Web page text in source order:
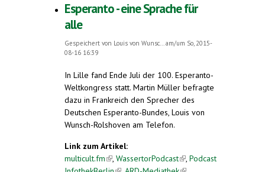
Esperanto - eine Sprache für
alle
Gespeichert von Louis von Wunsc...am/um So, 2015-
08-16 16:39
In Lille fand Ende Juli der 100. Esperanto-
Weltkongress statt. Martin Müller befragte
dazu in Frankreich den Sprecher des
Deutschen Esperanto-Bundes, Louis von
Wunsch-Rolshoven am Telefon.
Link zum Artikel:
multicult.fm(link is external)
, WassertorPodcast(link is
, Podcast